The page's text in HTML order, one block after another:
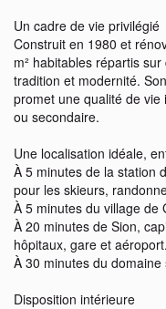
Un cadre de vie privilégié
Construit en 1980 et
m² habitables répartis
tradition et modernité.
promet une qualité de
ou secondaire.
Une localisation idéale,
À 5 minutes de la station
pour les skieurs,
À 5 minutes du village de
À 20 minutes de Sion,
hôpitaux, gare et aéroport.
À 30 minutes du
Disposition intérieure